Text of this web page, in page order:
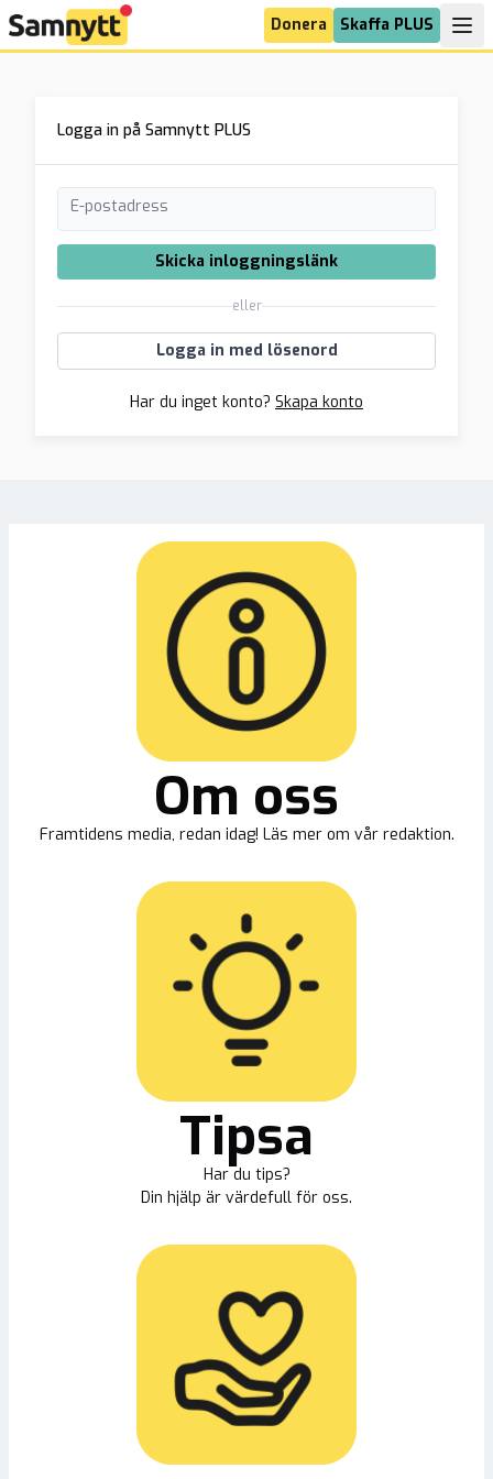
Donera Skaffa PLUS
Logga in på Samnytt PLUS
E-postadress
Skicka inloggningslänk
eller
Logga in med lösenord
Har du inget konto? Skapa konto
Om oss
Framtidens media, redan idag! Läs mer om vår redaktion.
Tipsa
Har du tips?
Din hjälp är värdefull för oss.